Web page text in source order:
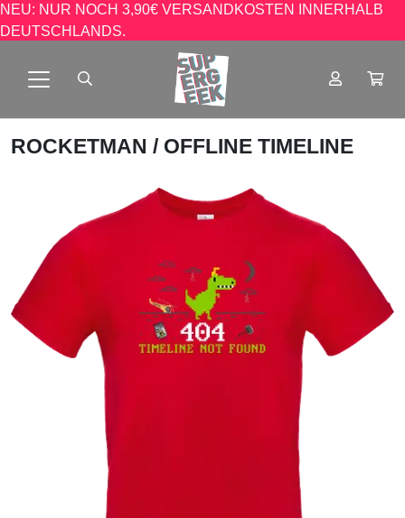
NEU: NUR NOCH 3,90€ VERSANDKOSTEN INNERHALB
DEUTSCHLANDS.
ROCKETMAN / OFFLINE TIMELINE